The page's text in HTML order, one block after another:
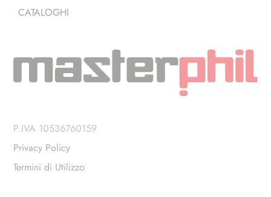
CATALOGHI
P.IVA 10536760159
Privacy Policy
Termini di Utilizzo